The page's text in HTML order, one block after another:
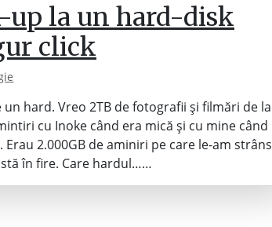
up la un hard-disk
click
hard. Vreo 2TB de fotografii și filmări de la
cu Inoke când era mică și cu mine când
2.000GB de aminiri pe care le-am strâns
în fire. Care hardul……